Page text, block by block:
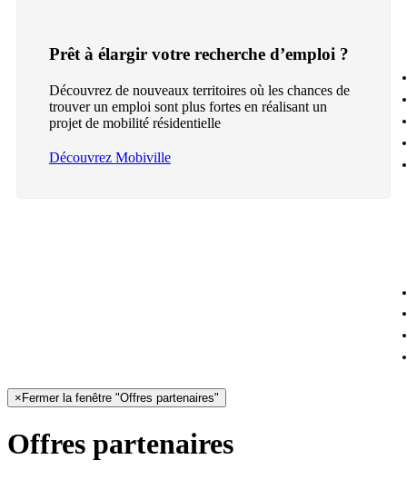
Prêt à élargir votre recherche d’emploi ?
Découvrez de nouveaux territoires où les chances de
trouver un emploi sont plus fortes en réalisant un
projet de mobilité résidentielle
Découvrez Mobiville
× Fermer la fenêtre "Offres partenaires"
Offres partenaires